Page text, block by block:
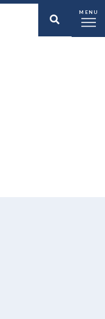
MENU